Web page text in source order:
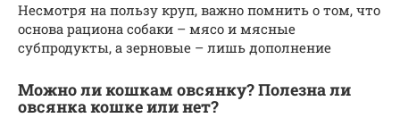
Несмотря на пользу круп, важно помнить о том, что
основа рациона собаки – мясо и мясные
субпродукты, а зерновые – лишь дополнение
Можно ли кошкам овсянку? Полезна ли
овсянка кошке или нет?